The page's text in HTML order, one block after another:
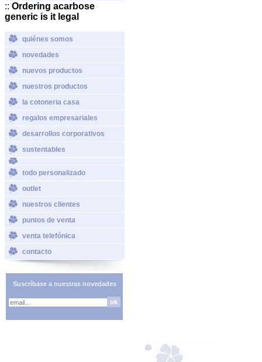
:: Ordering acarbose
generic is it legal
quiénes somos
novedades
nuevos productos
nuestros productos
la cotoneria casa
regalos empresariales
desarrollos corporativos
sustentables
todo personalizado
outlet
nuestros clientes
puntos de venta
venta telefónica
contacto
Suscríbase a nuestras novedades